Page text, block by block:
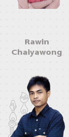
Rawin
Chaiyawong